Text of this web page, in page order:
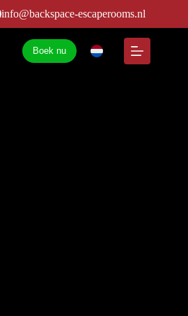
info@backspace-escaperooms.nl
Boek nu